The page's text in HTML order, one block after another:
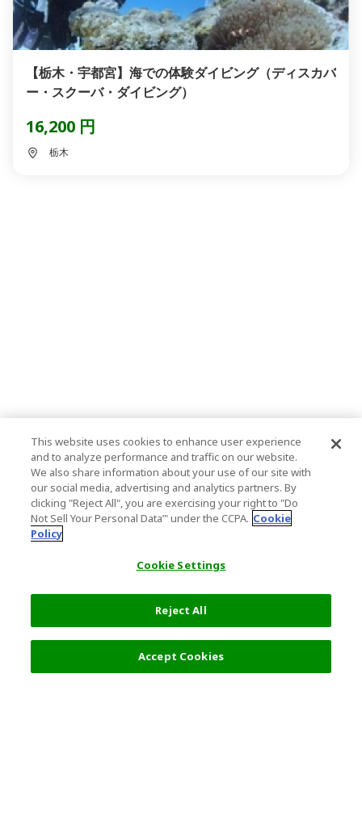
【栃木・宇都宮】海での体験ダイビング（ディスカバ
ー・スクーバ・ダイビング）
16,200 円
栃木
This website uses cookies to enhance user experience
and to analyze performance and traffic on our website.
We also share information about your use of our site with
our social media, advertising and analytics partners. By
clicking "Reject All", you are exercising your right to "Do
Not Sell Your Personal Data’" under the CCPA. Cookie
Policy
Cookie Settings
Reject All
Accept Cookies